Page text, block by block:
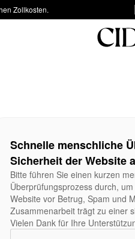
Zollkosten.
Schnelle menschliche
Sicherheit der Website
Bitte führen Sie einen kurzen
Überprüfungsprozess durch,
Website vor Betrug, Spam und
Zusammenarbeit trägt zu einer
Vielen Dank für Ihre